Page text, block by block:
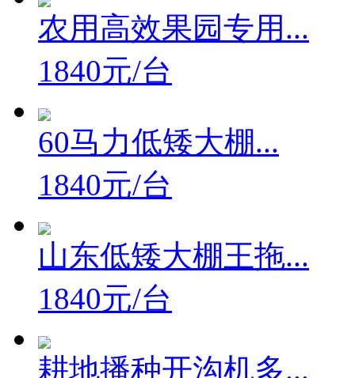
农用高效果园专用...
1840元/台
60马力低矮大棚...
1840元/台
山东低矮大棚王拖...
1840元/台